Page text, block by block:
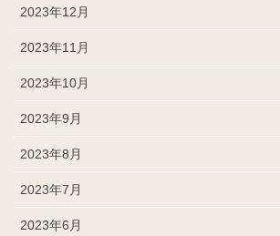
2023年12月
2023年11月
2023年10月
2023年9月
2023年8月
2023年7月
2023年6月